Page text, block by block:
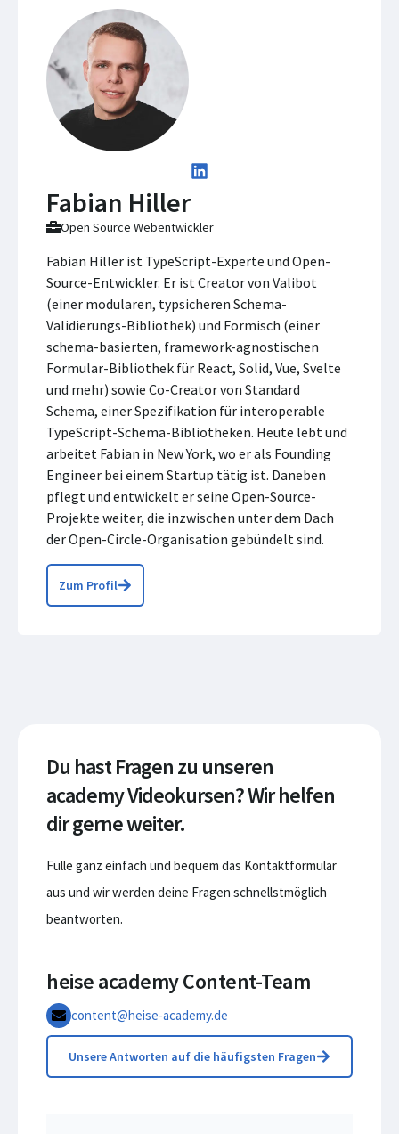
Fabian Hiller
Open Source Webentwickler
Fabian Hiller ist TypeScript-Experte und Open-
Source-Entwickler. Er ist Creator von Valibot
(einer modularen, typsicheren Schema-
Validierungs-Bibliothek) und Formisch (einer
schema-basierten, framework-agnostischen
Formular-Bibliothek für React, Solid, Vue, Svelte
und mehr) sowie Co-Creator von Standard
Schema, einer Spezifikation für interoperable
TypeScript-Schema-Bibliotheken. Heute lebt und
arbeitet Fabian in New York, wo er als Founding
Engineer bei einem Startup tätig ist. Daneben
pflegt und entwickelt er seine Open-Source-
Projekte weiter, die inzwischen unter dem Dach
der Open-Circle-Organisation gebündelt sind.
Zum Profil
Du hast Fragen zu unseren
academy Videokursen? Wir helfen
dir gerne weiter.
Fülle ganz einfach und bequem das Kontaktformular
aus und wir werden deine Fragen schnellstmöglich
beantworten.
heise academy Content-Team
content@heise-academy.de
Unsere Antworten auf die häufigsten Fragen